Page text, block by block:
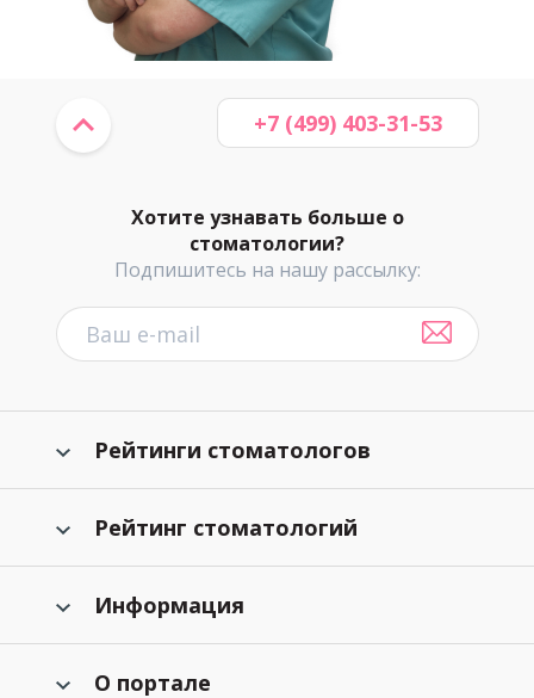
Хотите узнавать больше о
стоматологии?
Подпишитесь на нашу рассылку:
+7 (499) 403-31-53
Рейтинги стоматологов
Рейтинг стоматологий
Информация
О портале